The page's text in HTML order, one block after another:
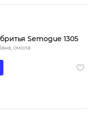
Semogue 1305
смола